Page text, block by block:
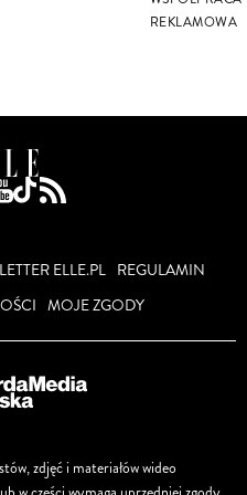
REKLAMOWA
ELLE.PL
REGULAMIN
MOJE ZGODY
zdjęć i materiałów wideo